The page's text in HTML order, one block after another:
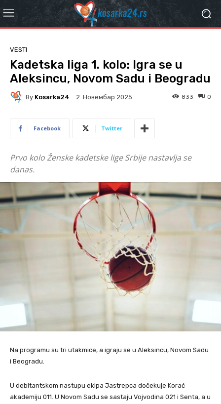
VESTI
Kadetska liga 1. kolo: Igra se u
Aleksincu, Novom Sadu i Beogradu
By Kosarka24 2. Новембар 2025. 0
833
Facebook Twitter
Prvo kolo Ženske kadetske lige Srbije nastavlja se
danas.
Na programu su tri utakmice, a igraju se u Aleksincu, Novom Sadu
i Beogradu.
U debitantskom nastupu ekipa Jastrepca dočekuje Korać
akademiju 011. U Novom Sadu se sastaju Vojvodina 021 i Senta, a u